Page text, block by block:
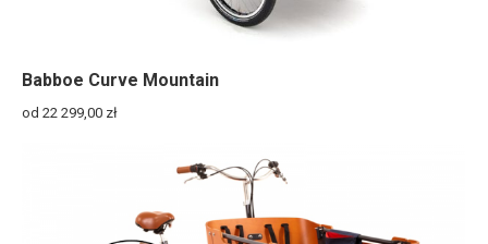
Babboe Curve Mountain
od 22 299,00 zł